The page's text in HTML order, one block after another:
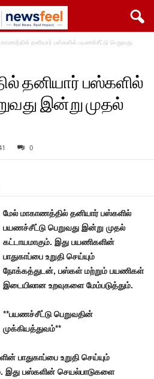
தனியார் பஸ்களில் பயணச்சீட்டு பெறுவது
தனியார் பஸ்களில்
இன்று முதல்
0
மேல் மாகாணத்தில் தனியார் பஸ்களில்
பயணச்சீட்டு பெறுவது இன்று முதல்
கட்டாயமாகும். இது பயணிகளின்
பாதுகாப்பை உறுதி செய்யும்
நோக்கத்துடன், பஸ்கள் மற்றும் பயணிகள்
இடையிலான உறவுகளை மேம்படுத்தும்.
**பயணச்சீட்டு பெறுவதின்
முக்கியத்துவம்**
பாதுகாப்பை உறுதி செய்யும்
இது பஸ்களின் செயல்பாடுகளை